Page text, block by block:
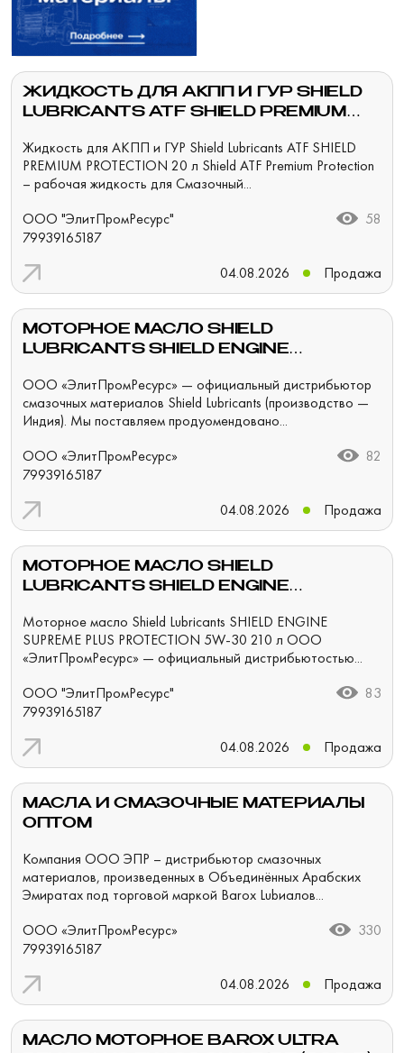
ЖИДКОСТЬ ДЛЯ АКПП И ГУР SHIELD
LUBRICANTS ATF SHIELD PREMIUM
Жидкость для АКПП и ГУР Shield Lubricants ATF SHIELD
PREMIUM PROTECTION 20 л Shield ATF Premium Protection
– рабочая жидкость для Смазочный...
ООО "ЭлитПромРесурс"
79939165187
58
04.08.2026 Продажа
МОТОРНОЕ МАСЛО SHIELD
LUBRICANTS SHIELD ENGINE
210 Л
ООО «ЭлитПромРесурс» — официальный дистрибьютор
смазочных материалов Shield Lubricants (производство —
Индия). Мы поставляем продуомендовано...
ООО «ЭлитПромРесурс»
79939165187
82
04.08.2026 Продажа
МОТОРНОЕ МАСЛО SHIELD
LUBRICANTS SHIELD ENGINE
210 Л
Моторное масло Shield Lubricants SHIELD ENGINE
SUPREME PLUS PROTECTION 5W-30 210 л ООО
«ЭлитПромРесурс» — официальный дистрибьютостью...
ООО "ЭлитПромРесурс"
79939165187
83
04.08.2026 Продажа
МАСЛА И СМАЗОЧНЫЕ МАТЕРИАЛЫ
ОПТОМ
Компания ООО ЭПР – дистрибьютор смазочных
материалов, произведенных в Объединённых Арабских
Эмиратах под торговой маркой Barox Lubиалов...
ООО «ЭлитПромРесурс»
79939165187
330
04.08.2026 Продажа
МАСЛО МОТОРНОЕ BAROX ULTRA